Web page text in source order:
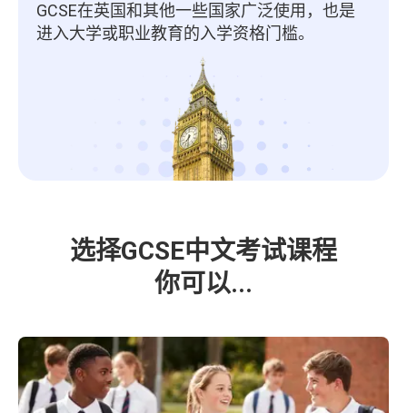
GCSE在英国和其他一些国家广泛使用，也是
进入大学或职业教育的入学资格门槛。
选择GCSE中文考试课程
你可以...